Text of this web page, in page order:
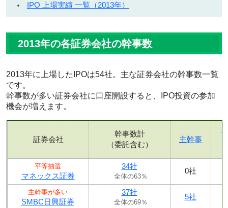
IPO 上場実績 一覧（2013年）
2013年の各証券会社の幹事数
2013年に上場したIPOは54社。主な証券会社の幹事数一覧
です。
幹事数が多い証券会社に口座開設すると、IPO投資の参加
機会が増えます。
証券会社
幹事数計
（委託含む）
主幹事
平等抽選
マネックス証券
34社
全体の63％
0社
主幹事が多い
SMBC日興証券
37社
全体の69％
5社